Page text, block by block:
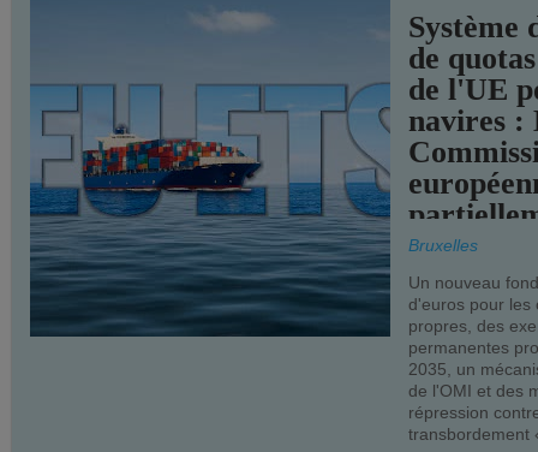
Système
de
de l'UE
navires :
Bruxelles
Un nouveau
d'euros pour les
propres, des
permanentes
2035, un
de l'OMI et des
répression
transbordement